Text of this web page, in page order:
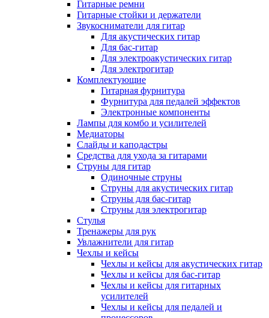
Гитарные ремни
Гитарные стойки и держатели
Звукосниматели для гитар
Для акустических гитар
Для бас-гитар
Для электроакустических гитар
Для электрогитар
Комплектующие
Гитарная фурнитура
Фурнитура для педалей эффектов
Электронные компоненты
Лампы для комбо и усилителей
Медиаторы
Слайды и каподастры
Средства для ухода за гитарами
Струны для гитар
Одиночные струны
Струны для акустических гитар
Струны для бас-гитар
Струны для электрогитар
Стулья
Тренажеры для рук
Увлажнители для гитар
Чехлы и кейсы
Чехлы и кейсы для акустических гитар
Чехлы и кейсы для бас-гитар
Чехлы и кейсы для гитарных
усилителей
Чехлы и кейсы для педалей и